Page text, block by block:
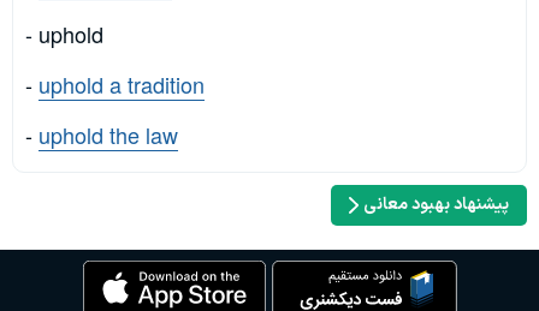
- uphold
- uphold a tradition
- uphold the law
پیشنهاد بهبود معانی